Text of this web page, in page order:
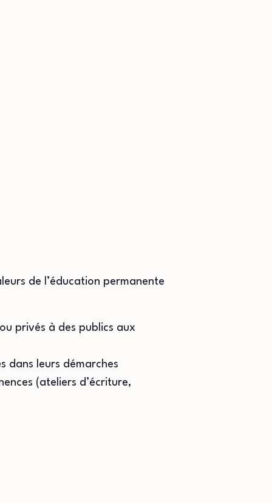
de l’éducation permanente
privés à des publics aux
dans leurs démarches
(ateliers d’écriture,